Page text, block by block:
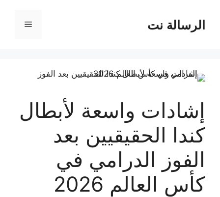
المحتوىالرسالة نت القائمة
إشادات واسعة لأبطال
كندا الحقيقيين بعد
الفوز الدرامي في
كأس العالم 2026